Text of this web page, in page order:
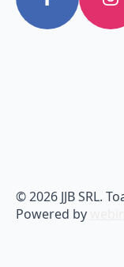
© 2026 JJB SRL.
Powered by